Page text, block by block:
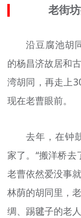
老街
沿豆腐池胡
的杨昌济故居和
湾胡同，再走上
现在老曹眼前。
去年，在钟
家了。“搬洋桥去
老曹依然爱没事
林荫的胡同里，
绸、踢毽子的老